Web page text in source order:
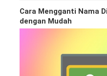
Cara Mengganti Nama
dengan Mudah